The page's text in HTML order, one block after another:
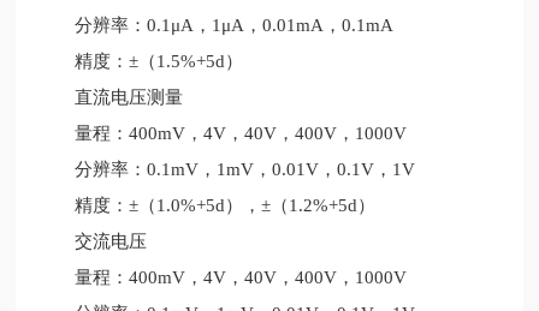
分辨率：0.1μA，1μA，0.01mA，0.1mA
精度：±（1.5%+5d）
直流电压测量
量程：400mV，4V，40V，400V，1000V
分辨率：0.1mV，1mV，0.01V，0.1V，1V
精度：±（1.0%+5d），±（1.2%+5d）
交流电压
量程：400mV，4V，40V，400V，1000V